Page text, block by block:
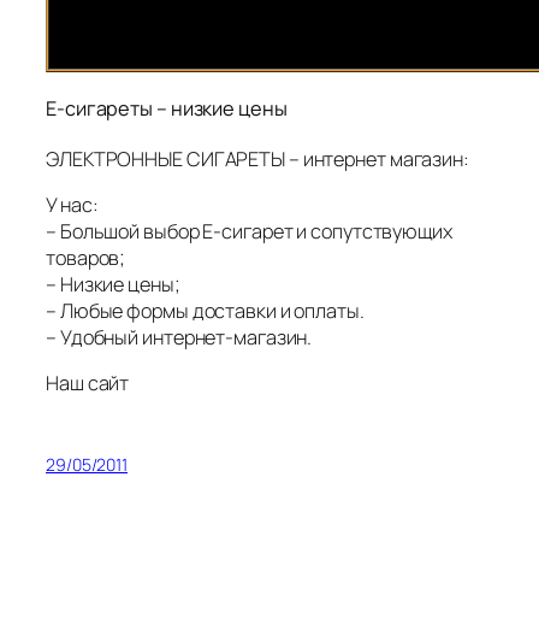
E-сигареты – низкие цены
ЭЛЕКТРОННЫЕ СИГАРЕТЫ – интернет магазин:
У нас:
– Большой выбор E-сигарет и сопутствующих
товаров;
– Низкие цены;
– Любые формы доставки и оплаты.
– Удобный интернет-магазин.
Наш сайт
29/05/2011